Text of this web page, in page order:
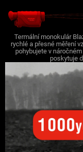
Termální monokulár
rychlé a přesné měření
pohybujete v
poskytuje